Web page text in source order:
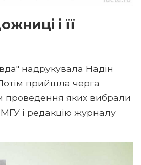
і її
надрукувала Надін
прийшла черга
проведення яких вибрали
і редакцію журналу